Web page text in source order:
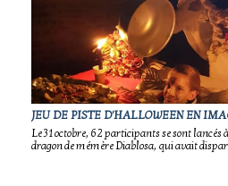
JEU DE PISTE D'HALLOWEEN EN
Le 31 octobre, 62 participants se sont lancés
dragon de mémère Diablosa, qui avait